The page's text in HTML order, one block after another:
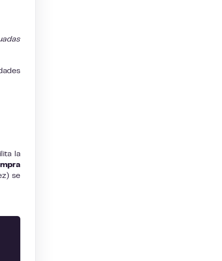
la
se